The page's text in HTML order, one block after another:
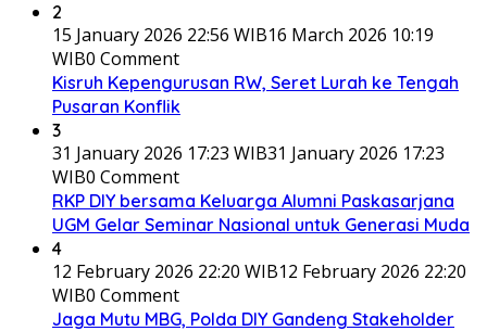
2
15 January 2026 22:56 WIB16 March 2026 10:19
WIB0 Comment
Kisruh Kepengurusan RW, Seret Lurah ke Tengah
Pusaran Konflik
3
31 January 2026 17:23 WIB31 January 2026 17:23
WIB0 Comment
RKP DIY bersama Keluarga Alumni Paskasarjana
UGM Gelar Seminar Nasional untuk Generasi Muda
4
12 February 2026 22:20 WIB12 February 2026 22:20
WIB0 Comment
Jaga Mutu MBG, Polda DIY Gandeng Stakeholder